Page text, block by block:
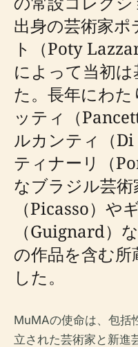
出身の芸術家
ト（Poty
によって当初
た。長年にわ
ッティ（
ルカンティ（
ティナーリ（
なブラジル芸
（Picasso）や
（Guignard）
の作品を含む所
した。
MuMAの使命は、包括
立された芸術家と新進